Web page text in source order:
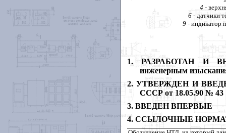
4-
6- датчики
9- индикатор
1. РАЗРАБОТАН И
инженерным
2. УТВЕРЖДЕН И ВВЕДЕН
СССР от 18.05.90 № 43
3. ВВЕДЕН ВПЕРВЫЕ
4. ССЫЛОЧНЫЕ